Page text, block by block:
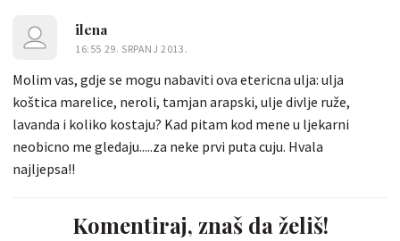
ilena
16:55 29. SRPANJ 2013.
Molim vas, gdje se mogu nabaviti ova etericna ulja: ulja
koštica marelice, neroli, tamjan arapski, ulje divlje ruže,
lavanda i koliko kostaju? Kad pitam kod mene u ljekarni
neobicno me gledaju.....za neke prvi puta cuju. Hvala
najljepsa!!
Komentiraj, znaš da želiš!